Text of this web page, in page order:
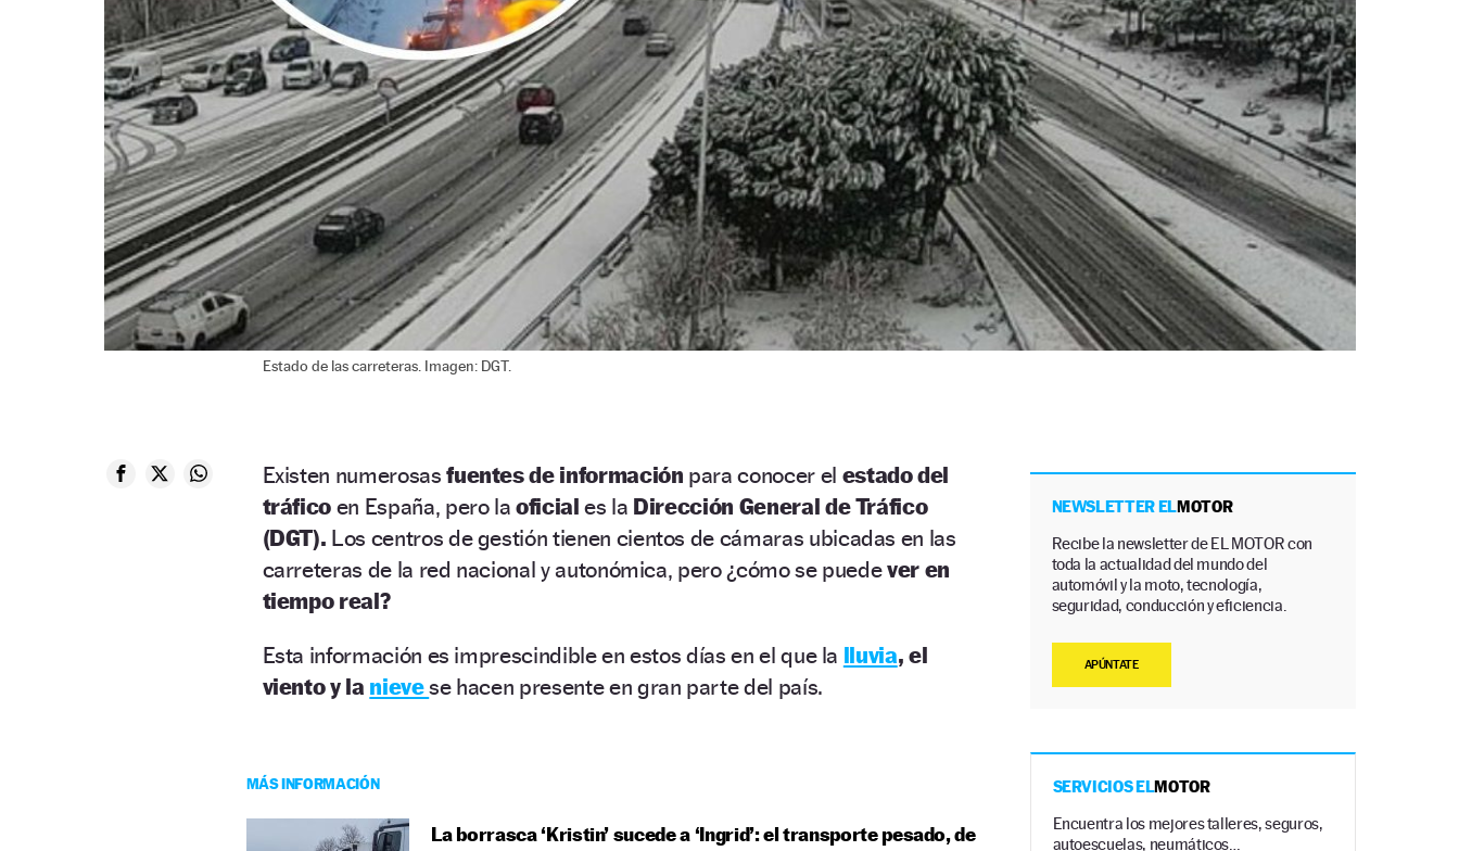
Estado de las carreteras. Imagen: DGT.
Existen numerosasfuentes de información para conocer el estado del
tráfico en España, pero laoficiales la Dirección General de Tráfico
(DGT). Los centros de gestión tienen cientos de cámaras ubicadas en las
carreteras de la red nacional y autonómica, pero ¿cómo se puedever en
tiempo real?
Esta información es imprescindible en estos días en el que la lluvia, el
viento y la nievese hacen presente en gran parte del país.
MÁS INFORMACIÓN
La borrasca ‘Kristin’ sucede a ‘Ingrid’: el transporte pesado, de
NEWSLETTER ELMOTOR
Recibe la newsletter de EL MOTOR con
toda la actualidad del mundo del
automóvil y la moto, tecnología,
seguridad, conducción y eficiencia.
APÚNTATE
SERVICIOS ELMOTOR
Encuentra los mejores talleres, seguros,
autoescuelas, neumáticos…